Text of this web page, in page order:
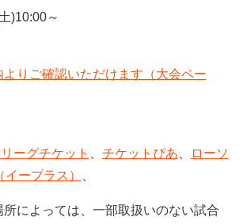
)10:00～
よりご確認いただけます（大会ペー
リーグチケット チケットぴあ
ローソ
イープラス）
によっては、一部取扱いのない試合